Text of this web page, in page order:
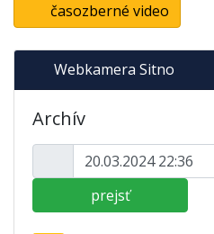
časozberné video
Webkamera Sitno
Archív
prejsť